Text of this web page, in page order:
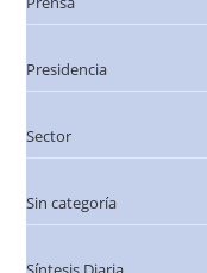
Presidencia
Sector
Sin categoría